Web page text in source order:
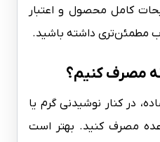
کامل محصول و اعتبار
مطمئن‌تری داشته باشید.
مصرف کنیم؟
در کنار نوشیدنی گرم یا
مصرف کنید. بهتر است